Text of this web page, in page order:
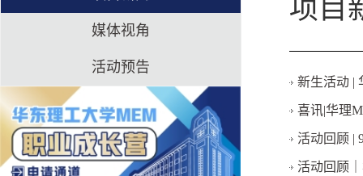
媒体视角
活动预告
项目
新生活动 |
喜讯|华理
活动回顾 |
活动回顾